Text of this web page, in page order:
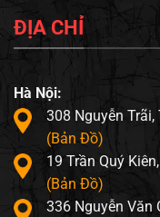
ĐỊA CHỈ
Hà Nội:
308 Nguyễn Trãi,
(Bản Đồ)
19 Trần Quý
(Bản Đồ)
336 Nguyễn Văn